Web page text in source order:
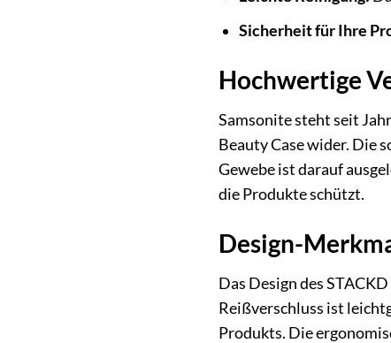
Sicherheit für Ihre
Hochwertige
Samsonite steht seit
Beauty Case wider. Die
Gewebe ist darauf
die Produkte schützt.
Design-
Das Design des
Reißverschluss ist
Produkts. Die